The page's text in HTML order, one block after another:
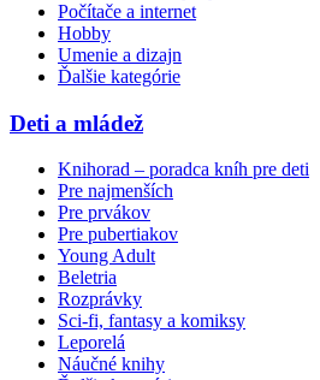
Počítače a internet
Hobby
Umenie a dizajn
Ďalšie kategórie
Deti a mládež
Knihorad – poradca kníh pre deti
Pre najmenších
Pre prvákov
Pre pubertiakov
Young Adult
Beletria
Rozprávky
Sci-fi, fantasy a komiksy
Leporelá
Náučné knihy